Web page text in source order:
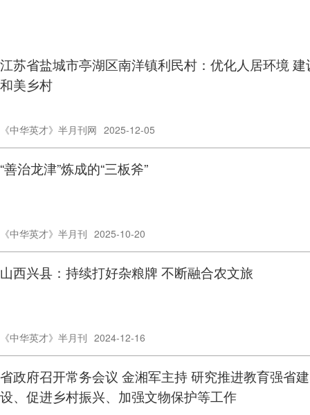
江苏省盐城市亭湖区南洋镇利民村：优化人居环境 建
和美乡村
《中华英才》半月刊网 2025-12-05
“善治龙津”炼成的“三板斧”
《中华英才》半月刊 2025-10-20
山西兴县：持续打好杂粮牌 不断融合农文旅
《中华英才》半月刊 2024-12-16
省政府召开常务会议 金湘军主持 研究推进教育强省建
设、促进乡村振兴、加强文物保护等工作